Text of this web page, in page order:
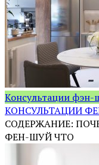
Консультации фэн-
КОНСУЛЬТАЦИИ
СОДЕРЖАНИЕ:
ФЕН-ШУЙ ЧТО